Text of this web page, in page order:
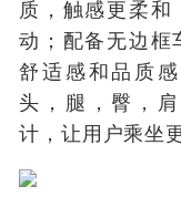
质，触感更柔
动；配备无边框
舒适感和品质
头，腿，臀，
计，让用户乘坐